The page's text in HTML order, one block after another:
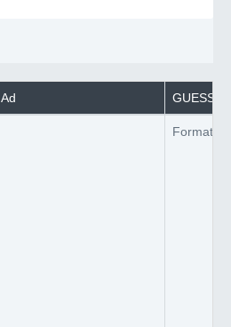
Ad GUESS
Formato